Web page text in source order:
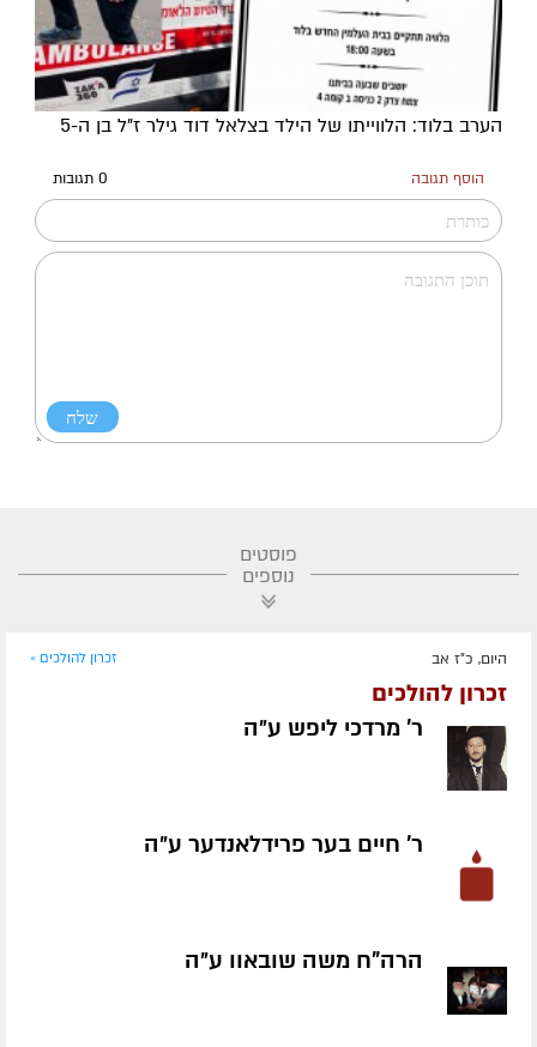
הערב בלוד: הלווייתו של הילד בצלאל דוד גילר ז"ל בן ה-5
הוסף תגובה 0 תגובות
פוסטים
נוספים
היום, כ"ז אב זכרון להולכים »
זכרון להולכים
ר' מרדכי ליפש ע״ה
ר' חיים בער פרידלאנדער ע״ה
הרה"ח משה שובאוו ע״ה